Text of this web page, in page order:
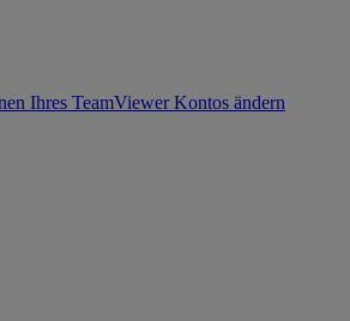
Ihres TeamViewer Kontos ändern